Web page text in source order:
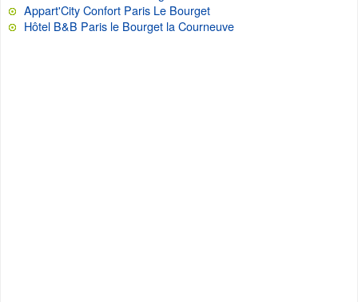
Appart'City Confort Paris Le Bourget
Hôtel B&B Paris le Bourget la Courneuve